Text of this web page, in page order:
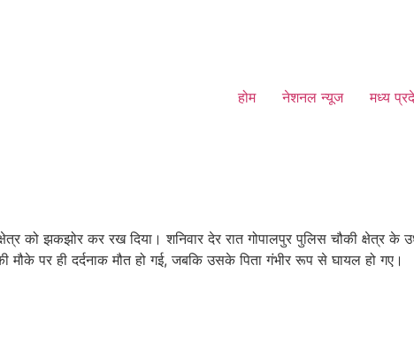
होम नेशनल न्यूज मध्य
को झकझोर कर रख दिया। शनिवार देर रात गोपालपुर पुलिस चौकी क्षेत्र के
पर ही दर्दनाक मौत हो गई, जबकि उसके पिता गंभीर रूप से घायल हो गए।